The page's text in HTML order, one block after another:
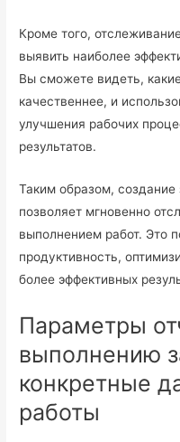
Кроме того,
выявить наиболее
Вы сможете видеть,
качественнее, и
улучшения рабочих
результатов.
Таким образом,
позволяет мгновенно
выполнением работ. Это
продуктивность,
более эффективных
Параметры
выполнению
конкретные
работы